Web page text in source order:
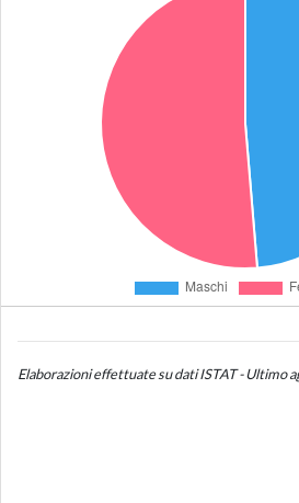
Elaborazioni effettuate su dati ISTAT - Ultimo